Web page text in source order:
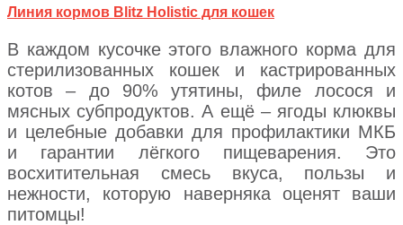
Линия кормов Blitz Holistic для кошек
В каждом кусочке этого влажного корма для
стерилизованных кошек и кастрированных
котов – до 90% утятины, филе лосося и
мясных субпродуктов. А ещё – ягоды клюквы
и целебные добавки для профилактики МКБ
и гарантии лёгкого пищеварения. Это
восхитительная смесь вкуса, пользы и
нежности, которую наверняка оценят ваши
питомцы!